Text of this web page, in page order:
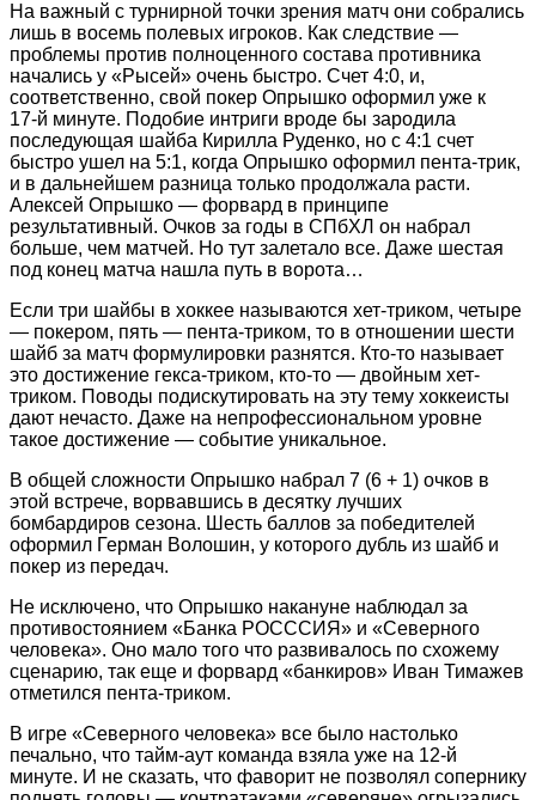
На важный с турнирной точки зрения матч они собрались
лишь в восемь полевых игроков. Как следствие —
проблемы против полноценного состава противника
начались у «Рысей» очень быст­ро. Счет 4:0, и,
соответственно, свой покер Опрышко оформил уже к
17‑й минуте. Подобие интриги вроде бы зародила
последующая шайба Кирилла Руденко, но с 4:1 счет
быстро ушел на 5:1, когда Опрышко оформил пента-трик,
и в дальнейшем разница только продолжала расти.
Алексей Опрышко — форвард в принципе
результативный. Очков за годы в СПбХЛ он набрал
больше, чем матчей. Но тут залетало все. Даже шестая
под конец матча нашла путь в ворота…
Если три шайбы в хоккее называются хет-триком, четыре
— покером, пять — пента-триком, то в отношении шести
шайб за матч формулировки разнятся. Кто‑то называет
это достижение гекса-триком, кто‑то — двойным хет-
триком. Поводы подискутировать на эту тему хоккеисты
дают нечасто. Даже на непрофессиональном уровне
такое достижение — событие уникальное.
В общей сложности Опрышко набрал 7 (6 + 1) очков в
этой встрече, ворвавшись в десятку лучших
бомбардиров сезона. Шесть баллов за победителей
оформил Герман Волошин, у которого дубль из шайб и
покер из передач.
Не исключено, что Опрышко накануне наблюдал за
противостоянием «Банка РОСССИЯ» и «Северного
человека». Оно мало того что развивалось по схожему
сценарию, так еще и форвард «банкиров» Иван Тимажев
отметился пента-триком.
В игре «Северного человека» все было настолько
печально, что тайм-аут команда взяла уже на 12‑й
минуте. И не сказать, что фаворит не позволял сопернику